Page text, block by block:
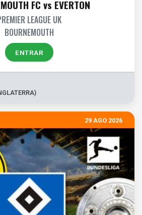
FC vs EVERTON
LEAGUE UK
BOURNEMOUTH
ENTRAR
29 AGO 2026